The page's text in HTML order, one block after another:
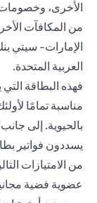
الأخرى، وخصومات
من المكافآت
الإمارات- سيتي
العربية المتحدة.
فهذه البطاقة
مناسبة تمامًا
بالحيوية. إلى
يسددون فواتير
من الامتيازات
عضوية فضية